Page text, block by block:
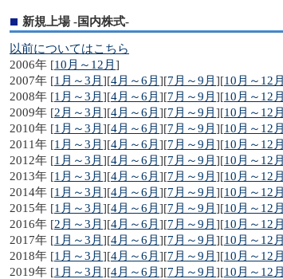
新規上場 -国内株式-
以前についてはこちら
2006年 [10月～12月 ]
2007年 [1月～3月 ][4月～6月 ][7月～9月 ][10月～12月
2008年 [1月～3月 ][4月～6月 ][7月～9月 ][10月～12月
2009年 [2月～3月 ][4月～6月 ][7月～9月 ][10月～12月
2010年 [1月～3月 ][4月～6月 ][7月～9月 ][10月～12月
2011年 [1月～3月 ][4月～6月 ][7月～9月 ][10月～12月
2012年 [1月～3月 ][4月～6月 ][7月～9月 ][10月～12月
2013年 [1月～3月 ][4月～6月 ][7月～9月 ][10月～12月
2014年 [1月～3月 ][4月～6月 ][7月～9月 ][10月～12月
2015年 [1月～3月 ][4月～6月 ][7月～9月 ][10月～12月
2016年 [2月～3月 ][4月～6月 ][7月～9月 ][10月～12月
2017年 [1月～3月 ][4月～6月 ][7月～9月 ][10月～12月
2018年 [1月～3月 ][4月～6月 ][7月～9月 ][10月～12月
2019年 [1月～3月 ][4月～6月 ][7月～9月 ][10月～12月